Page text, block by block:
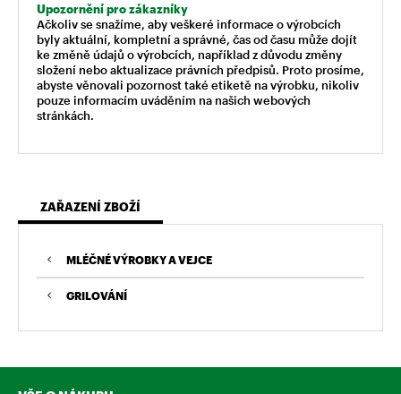
Upozornění pro zákazníky
Ačkoliv se snažíme, aby veškeré informace o výrobcích
byly aktuální, kompletní a správné, čas od času může dojít
ke změně údajů o výrobcích, například z důvodu změny
složení nebo aktualizace právních předpisů. Proto prosíme,
abyste věnovali pozornost také etiketě na výrobku, nikoliv
pouze informacím uváděním na našich webových
stránkách.
ZAŘAZENÍ ZBOŽÍ
MLÉČNÉ VÝROBKY A VEJCE
GRILOVÁNÍ